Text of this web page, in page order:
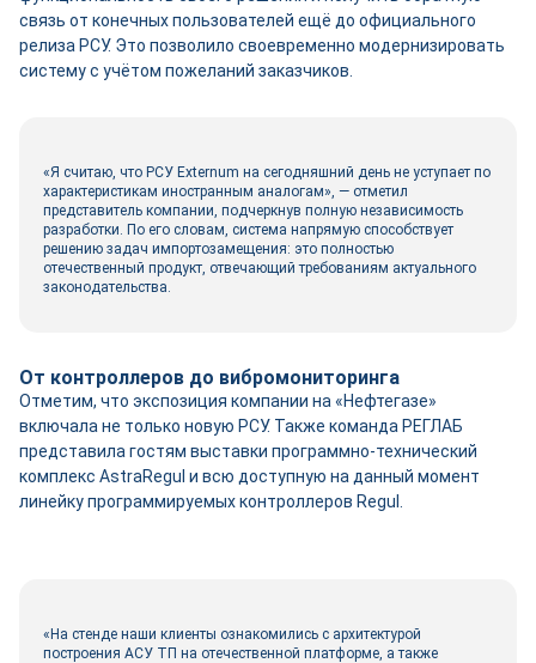
связь от конечных пользователей ещё до официального
релиза РСУ. Это позволило своевременно модернизировать
систему с учётом пожеланий заказчиков.
«Я считаю, что РСУ Externum на сегодняшний день не уступает по
характеристикам иностранным аналогам», — отметил
представитель компании, подчеркнув полную независимость
разработки. По его словам, система напрямую способствует
решению задач импортозамещения: это полностью
отечественный продукт, отвечающий требованиям актуального
законодательства.
От контроллеров до вибромониторинга
Отметим, что экспозиция компании на «Нефтегазе»
включала не только новую РСУ. Также команда РЕГЛАБ
представила гостям выставки программно-технический
комплекс AstraRegul и всю доступную на данный момент
линейку программируемых контроллеров Regul.
«На стенде наши клиенты ознакомились с архитектурой
построения АСУ ТП на отечественной платформе, а также